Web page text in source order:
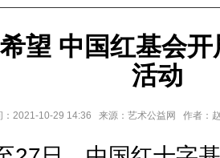
望 中国红基会
活动
：2021-10-29 14:36 来源：艺术公益网 作者：